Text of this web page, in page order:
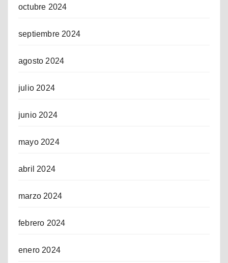
octubre 2024
septiembre 2024
agosto 2024
julio 2024
junio 2024
mayo 2024
abril 2024
marzo 2024
febrero 2024
enero 2024